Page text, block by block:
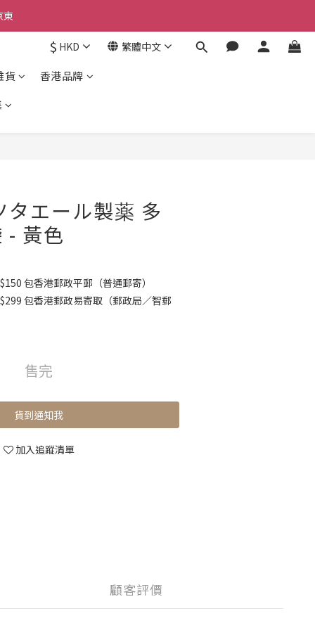
東
東
東
$ HKD 繁體中文
貨
香港品牌
タエール製薬 多
- 黃色
包香港郵政平郵（普通郵寄）
包香港郵政易寄取（郵政局／智郵
售完
貨到通知我
加入追蹤清單
顧客評價